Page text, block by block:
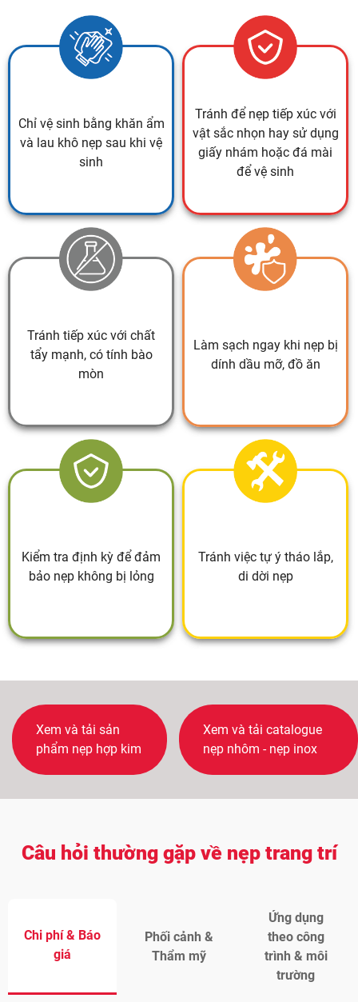
Chỉ vệ sinh bằng khăn ẩm
và lau khô nẹp sau khi vệ
sinh
Tránh để nẹp tiếp xúc với
vật sắc nhọn hay sử dụng
giấy nhám hoặc đá mài
để vệ sinh
Tránh tiếp xúc với chất
tẩy mạnh, có tính bào
mòn
Làm sạch ngay khi nẹp bị
dính dầu mỡ, đồ ăn
Kiểm tra định kỳ để đảm
bảo nẹp không bị lỏng
Tránh việc tự ý tháo lắp,
di dời nẹp
Xem và tải sản
phẩm nẹp hợp kim
Xem và tải catalogue
nẹp nhôm - nẹp inox
Câu hỏi thường gặp về nẹp trang trí
Chi phí & Báo
giá
Phối cảnh &
Thẩm mỹ
Ứng dụng
theo công
trình & môi
trường